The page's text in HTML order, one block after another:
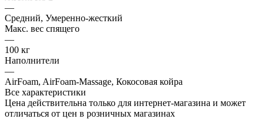
—
Средний, Умеренно-жесткий
Макс. вес спящего
—
100 кг
Наполнители
—
AirFoam, AirFoam-Massage, Кокосовая койра
Все характеристики
Цена действительна только для интернет-магазина и может
отличаться от цен в розничных магазинах